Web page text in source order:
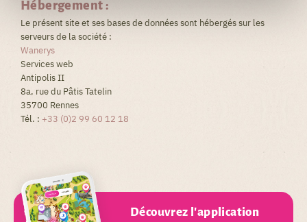
Hébergement :
Le présent site et ses bases de données sont hébergés sur les
serveurs de la société :
Wanerys
Services web
Antipolis II
8a, rue du Pâtis Tatelin
35700 Rennes
Tél. : +33 (0)2 99 60 12 18
Découvrez l'application